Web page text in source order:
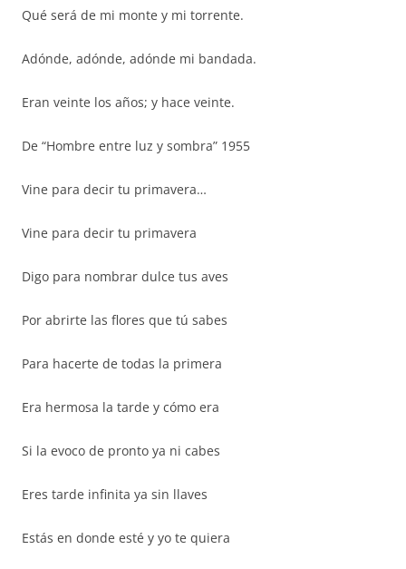
Qué será de mi monte y mi torrente.
Adónde, adónde, adónde mi bandada.
Eran veinte los años; y hace veinte.
De “Hombre entre luz y sombra” 1955
Vine para decir tu primavera…
Vine para decir tu primavera
Digo para nombrar dulce tus aves
Por abrirte las flores que tú sabes
Para hacerte de todas la primera
Era hermosa la tarde y cómo era
Si la evoco de pronto ya ni cabes
Eres tarde infinita ya sin llaves
Estás en donde esté y yo te quiera